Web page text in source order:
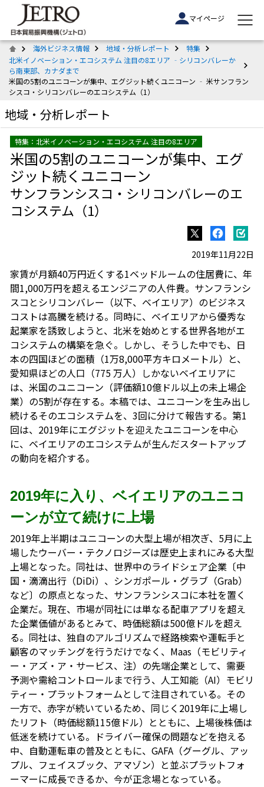
マイページ
海外ビジネス情報 地域・分析レポート
特集
北米イノベーション・エコシステム 注目の8エリア ‐シリコンバレーか
ら南東部、カナダまで
米国の5割のユニコーンが集中、エグジット続くユニコーン ‐ 米サンフラン
シスコ・シリコンバレーのエコシステム（1）
地域・分析レポート
特集：北米イノベーション・エコシステム 注目の8エリア
米国の5割のユニコーンが集中、エグ
ジット続くユニコーン
サンフランシスコ・シリコンバレーのエ
コシステム（1）
2019年11月22日
家賃が月額40万円近くする1ベッドルームの住居費に、年
間1,000万円を超えるエンジニアの人件費。サンフランシ
スコとシリコンバレー（以下、ベイエリア）のビジネス
コストは高騰を続ける。同時に、ベイエリアから優秀な
起業家を誘致しようと、北米を始めとする世界各地がエ
コシステムの構築を急ぐ。しかし、そうした中でも、日
本の四国ほどの面積（1万8,000平方キロメートル）と、
愛知県ほどの人口（775 万人）しかないベイエリアに
は、米国のユニコーン（評価額10億ドル以上の未上場企
業）の5割が存在する。本稿では、ユニコーンを生み出し
続けるそのエコシステムを、3回に分けて報告する。第1
回は、2019年にエグジットを迎えたユニコーンを中心
に、ベイエリアのエコシステムが生んだスタートアップ
の動向を紹介する。
2019年に入り、ベイエリアのユニコ
ーンが立て続けに上場
2019年上半期はユニコーンの大型上場が相次ぎ、5月に上
場したウーバー・テクノロジーズは歴史上まれにみる大型
上場となった。同社は、世界中のライドシェア企業〔中
国・滴滴出行（DiDi）、シンガポール・グラブ（Grab）
など〕の原点となった、サンフランシスコに本社を置く
企業だ。現在、市場が同社には単なる配車アプリを超え
た企業価値があるとみて、時価総額は500億ドルを超え
る。同社は、独自のアルゴリズムで経路検索や運転手と
顧客のマッチングを行うだけでなく、Maas（モビリティ
ー・アズ・ア・サービス、注）の先端企業として、需要
予測や需給コントロールまで行う、人工知能（AI）モビリ
ティー・プラットフォームとして注目されている。その
一方で、赤字が続いているため、同じく2019年に上場し
たリフト（時価総額115億ドル）とともに、上場後株価は
低迷を続けている。ドライバー確保の問題などを抱える
中、自動運転車の普及とともに、GAFA（グーグル、アッ
プル、フェイスブック、アマゾン）と並ぶプラットフォ
ーマーに成長できるか、今が正念場となっている。